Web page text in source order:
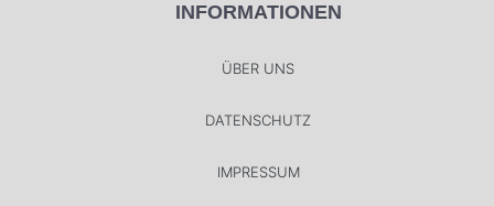
INFORMATIONEN
ÜBER UNS
DATENSCHUTZ
IMPRESSUM